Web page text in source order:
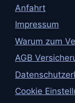
Anfahrt
Impressum
Warum zum
AGB
Cookie